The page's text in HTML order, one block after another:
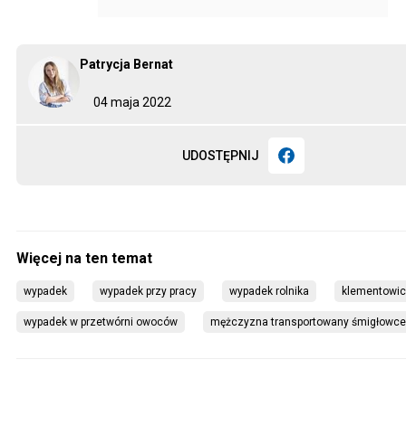
04 maja 2022
Patrycja Bernat
UDOSTĘPNIJ
wypadek wypadek przy pracy wypadek rolnika
wypadek w przetwórni owoców mężczyzna transportowany